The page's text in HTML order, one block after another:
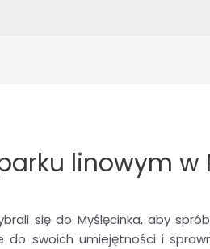
linowym w
się do Myślęcinka, aby
swoich umiejętności i